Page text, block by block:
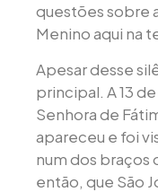
questões sobre
Menino aqui na
Apesar desse
principal. A 13
Senhora de
apareceu e foi
num dos braços
então, que São